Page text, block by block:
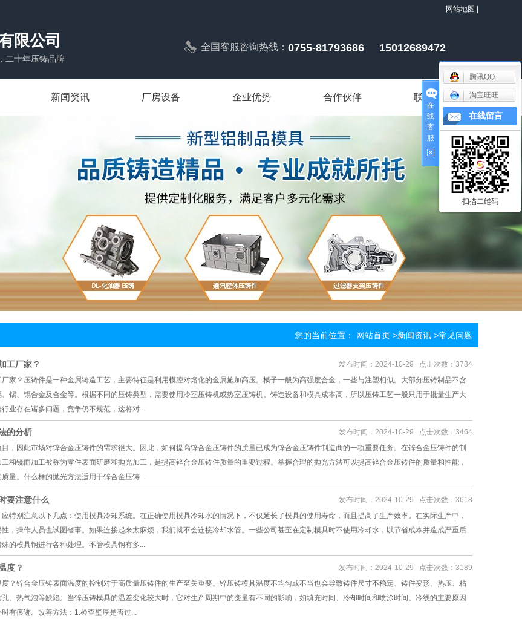
网站地图
限公司
二十年压铸品牌
全国客服咨询热线：0755-81793686 15012689472
新闻资讯
常见问题
厂房设备 企业优势 合作伙伴 联系我们
您的当前位置： 网站首页 >新闻资讯 >常见问题
工厂家？
家？压铸件是一种金属铸造工艺，主要特征是利用模腔对熔化的金属施加高压。模子一般为高强度合金，一些与注塑相似。大部分压铸制品不含
锡、锡合金及合金等。根据不同的压铸类型，需要使用冷室压铸机或热室压铸机。铸造设备和模具成本高，所以压铸工艺一般只用于批量生产大
业存在诸多问题，竞争仍不规范，这将对...
发布时间：2024-10-29 点击次数：3734
的分析
，因此市场对锌合金压铸件的需求很大。因此，如何提高锌合金压铸件的质量已成为锌合金压铸件制造商的一项重要任务。在锌合金压铸件的制
和镜面加工被称为零件表面研磨和抛光加工，是提高锌合金压铸件质量的重要过程。掌握合理的抛光方法可以提高锌合金压铸件的质量和性能，
量。什么样的抛光方法适用于锌合金压铸...
发布时间：2024-10-29 点击次数：3464
要注意什么
特别注意以下几点：使用模具冷却系统。在正确使用模具冷却水的情况下，不仅延长了模具的使用寿命，而且提高了生产效率。在实际生产中，
，操作人员也试图省事。如果连接起来太麻烦，我们就不会连接冷却水管。一些公司甚至在定制模具时不使用冷却水，以节省成本并造成严重后
的模具钢进行各种处理。不管模具钢有多...
发布时间：2024-10-29 点击次数：3618
度？
？锌合金压铸表面温度的控制对于高质量压铸件的生产至关重要。锌压铸模具温度不均匀或不当也会导致铸件尺寸不稳定、铸件变形、热压、粘
、热气泡等缺陷。当锌压铸模具的温差变化较大时，它对生产周期中的变量有不同的影响，如填充时间、冷却时间和喷涂时间。冷线的主要原因
有痕迹。改善方法：1.检查壁厚是否过...
发布时间：2024-10-29 点击次数：3189
在
线
客
服
腾讯QQ
淘宝旺旺
在线留言
扫描二维码